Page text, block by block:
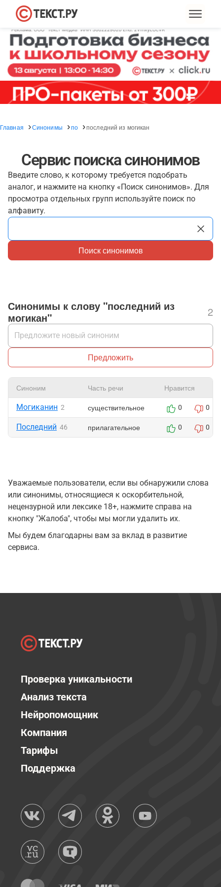
Главная Синонимы по последний из могикан
Сервис поиска синонимов
Введите слово, к которому требуется подобрать
аналог, и нажмите на кнопку «Поиск синонимов». Для
просмотра отдельных групп используйте поиск по
алфавиту.
Поиск синонимов
Синонимы к слову "последний из
могикан"
2
Предложить
Синоним Часть речи Нравится
Могиканин 2 существительное 0 0
Последний 46 прилагательное 0 0
Уважаемые пользователи, если вы обнаружили слова
или синонимы, относящиеся к оскорбительной,
нецензурной или лексике 18+, нажмите справа на
кнопку "Жалоба", чтобы мы могли удалить их.
Мы будем благодарны вам за вклад в развитие
сервиса.
Проверка уникальности
Анализ текста
Нейропомощник
Компания
Тарифы
Поддержка